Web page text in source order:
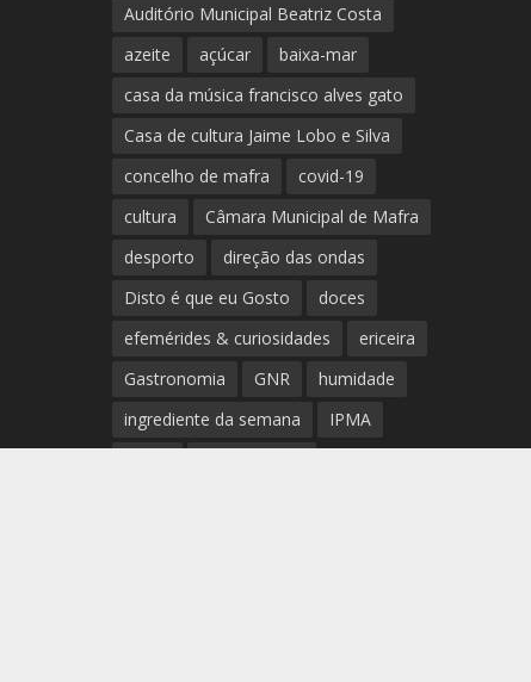
Auditório Municipal Beatriz Costa
azeite
açúcar
baixa-mar
casa da música francisco alves gato
Casa de cultura Jaime Lobo e Silva
concelho de mafra
covid-19
cultura
Câmara Municipal de Mafra
desporto
direção das ondas
Disto é que eu Gosto
doces
efemérides & curiosidades
ericeira
Gastronomia
GNR
humidade
ingrediente da semana
IPMA